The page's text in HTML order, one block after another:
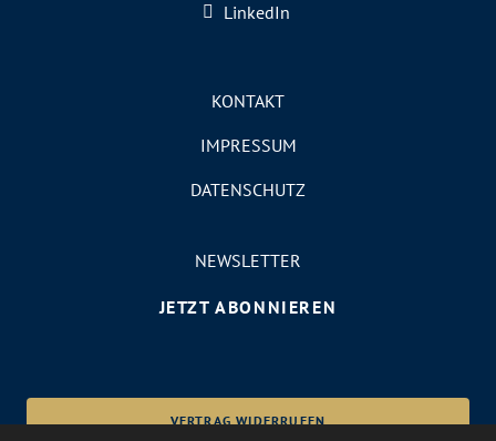
LinkedIn
KONTAKT
IMPRESSUM
DATENSCHUTZ
NEWSLETTER
JETZT ABONNIEREN
VERTRAG WIDERRUFEN